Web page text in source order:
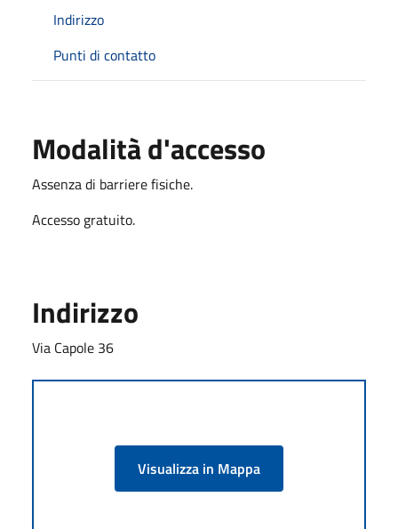
Indirizzo
Punti di contatto
Modalità d'accesso
Assenza di barriere fisiche.
Accesso gratuito.
Indirizzo
Via Capole 36
Visualizza in Mappa